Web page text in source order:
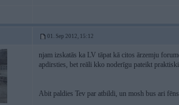
01. Sep 2012, 15:12
njam izskatās ka LV tāpat kā citos ārzemju
apdirsties, bet reāli kko noderīgu pateikt
Abit paldies Tev par atbildi, un mosh bus ari